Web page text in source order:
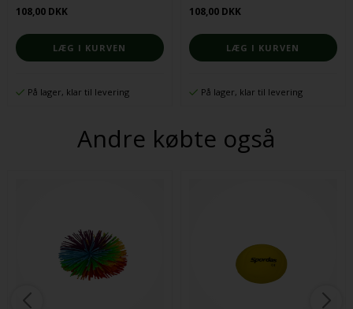
108,00 DKK
På lager, klar til levering
108,00 DKK
På lager, klar til levering
Andre købte også